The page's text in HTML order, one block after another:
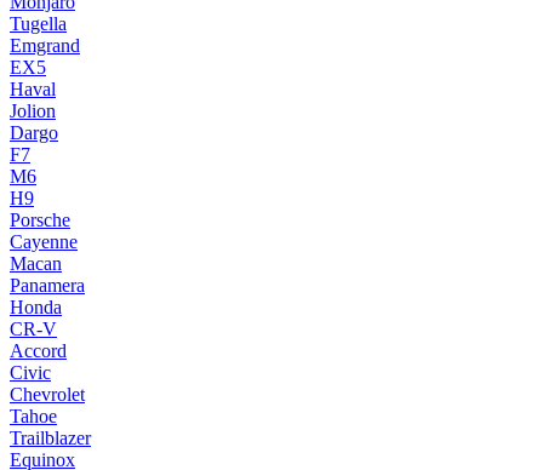
Tugella
Emgrand
EX5
Haval
Jolion
Dargo
F7
M6
H9
Porsche
Cayenne
Macan
Panamera
Honda
CR-V
Accord
Civic
Chevrolet
Tahoe
Trailblazer
Equinox